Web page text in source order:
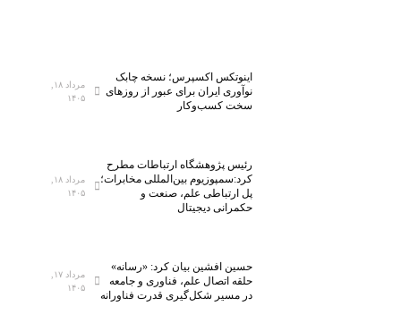
اینوتکس اکسپرس؛ نسخه چابک
نوآوری ایران برای عبور از روزهای
سخت کسب‌وکار
۱۴۰۵
رئیس پژوهشگاه ارتباطات مطرح
کرد:سمپوزیوم بین‌المللی مخابرات؛
پل ارتباطی علم، صنعت و
حکمرانی دیجیتال
۱۴۰۵
حسین افشین بیان کرد: «رسانه»
حلقه اتصال علم، فناوری و جامعه
در مسیر شکل‌گیری قدرت فناورانه
۱۴۰۵